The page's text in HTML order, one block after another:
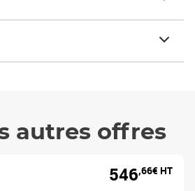
autres offres
546,66€ HT